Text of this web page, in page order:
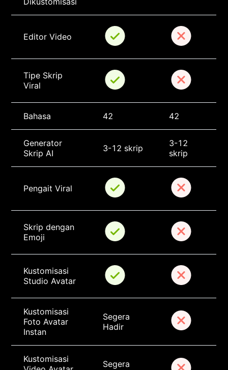
Editor Video
Tipe Skrip
Viral
Bahasa 42 42
Generator
Skrip AI
3-12 skrip
3-12
skrip
Pengait Viral
Skrip dengan
Emoji
Kustomisasi
Studio Avatar
Kustomisasi
Foto Avatar
Instan
Segera
Hadir
Kustomisasi
Segera